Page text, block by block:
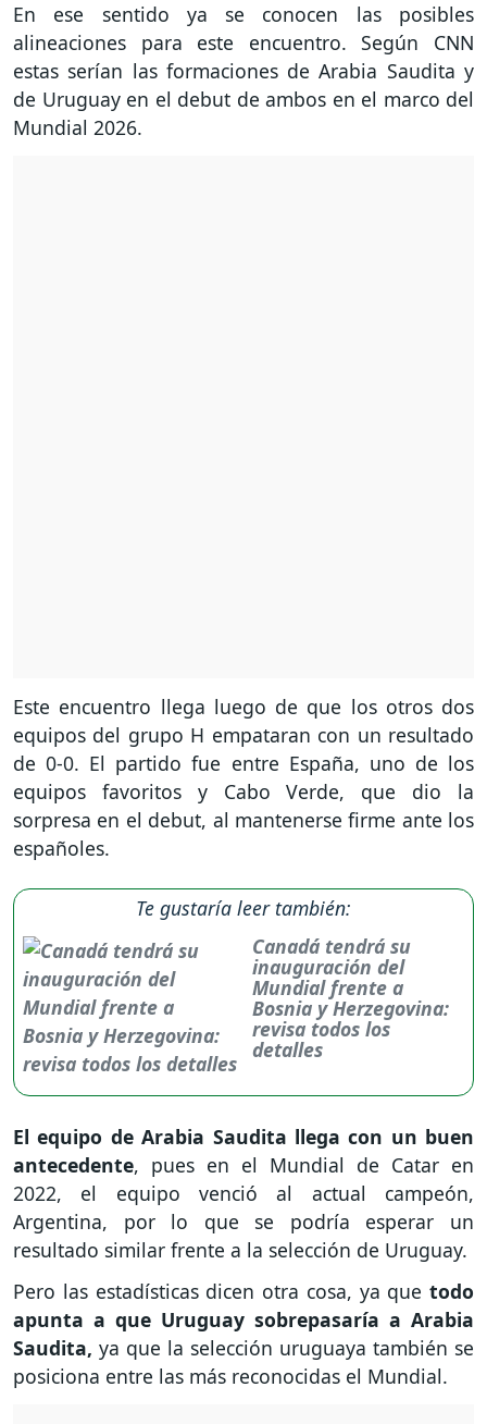
En ese sentido ya se conocen las posibles
alineaciones para este encuentro. Según CNN
estas serían las formaciones de Arabia Saudita y
de Uruguay en el debut de ambos en el marco del
Mundial 2026.
Este encuentro llega luego de que los otros dos
equipos del grupo H empataran con un resultado
de 0-0. El partido fue entre España, uno de los
equipos favoritos y Cabo Verde, que dio la
sorpresa en el debut, al mantenerse firme ante los
españoles.
Te gustaría leer también:
Canadá tendrá su
inauguración del
Mundial frente a
Bosnia y Herzegovina:
revisa todos los
detalles
El equipo de Arabia Saudita llega con un buen
antecedente, pues en el Mundial de Catar en
2022, el equipo venció al actual campeón,
Argentina, por lo que se podría esperar un
resultado similar frente a la selección de Uruguay.
Pero las estadísticas dicen otra cosa, ya que todo
apunta a que Uruguay sobrepasaría a Arabia
Saudita, ya que la selección uruguaya también se
posiciona entre las más reconocidas el Mundial.